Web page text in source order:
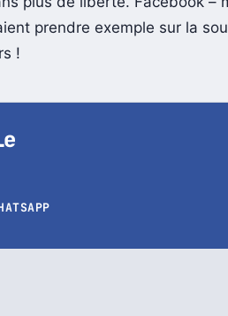
utile de noter que laisser le
plus de liberté. Facebook –
prendre exemple sur la